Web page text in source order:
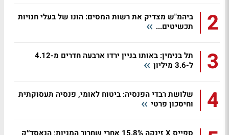
2
ביהמ"ש מצדיק את רשות המסים: הונו של בעלי חנויות
תכשיטים...
3
תל בנימין: באותו בניין ירדו ארבעה חדרים מ-4.12
ל-3.6 מיליון
4
שלושת רבדי הפנסיה: ביטוח לאומי, פנסיה תעסוקתית
וחיסכון פרטי